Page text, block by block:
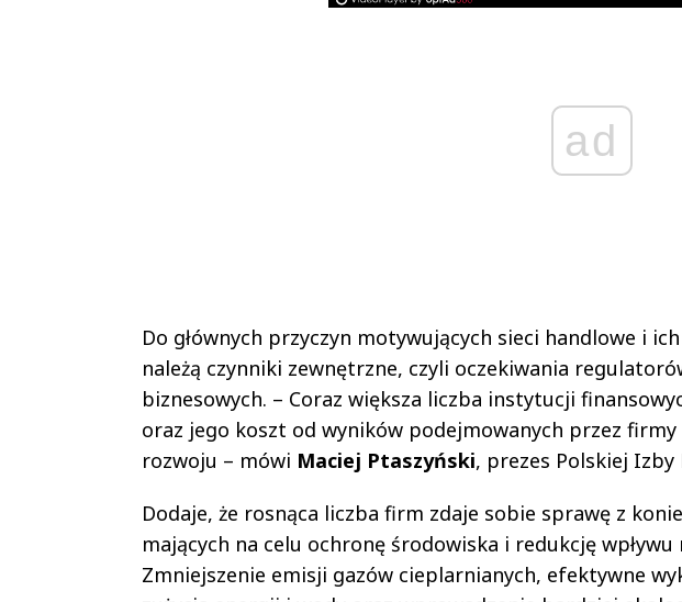
ad
Do głównych przyczyn motywujących sieci handlowe i
należą czynniki zewnętrzne, czyli oczekiwania
biznesowych. – Coraz większa liczba instytucji
oraz jego koszt od wyników podejmowanych przez firmy
rozwoju – mówi Maciej Ptaszyński, prezes Polskiej Izby
Dodaje, że rosnąca liczba firm zdaje sobie sprawę z
mających na celu ochronę środowiska i redukcję
Zmniejszenie emisji gazów cieplarnianych, efektywne